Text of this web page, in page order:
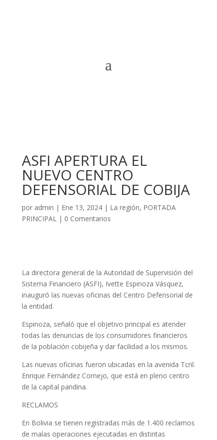
ASFI APERTURA EL
NUEVO CENTRO
DEFENSORIAL DE COBIJA
por admin | Ene 13, 2024| La región, PORTADA
PRINCIPAL| 0 Comentarios
La directora general de la Autoridad de Supervisión del
Sistema Financiero (ASFI), Ivette Espinoza Vásquez,
inauguró las nuevas oficinas del Centro Defensorial de
la entidad.
Espinoza, señaló que el objetivo principal es atender
todas las denuncias de los consumidores financieros
de la población cobijeña y dar facilidad a los mismos.
Las nuevas oficinas fueron ubicadas en la avenida Tcnl.
Enrique Fernández Cornejo, que está en pleno centro
de la capital pandina.
RECLAMOS
En Bolivia se tienen registradas más de 1.400 reclamos
de malas operaciones ejecutadas en distintas